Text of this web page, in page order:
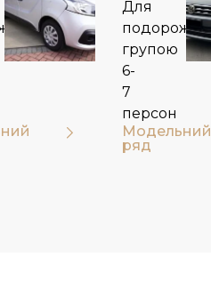
Для
подорожей
групою
6-
7
персон
Модельний
ряд